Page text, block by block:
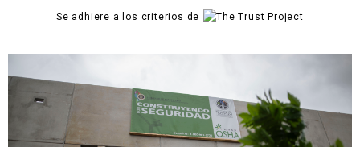
Se adhiere a los criterios de